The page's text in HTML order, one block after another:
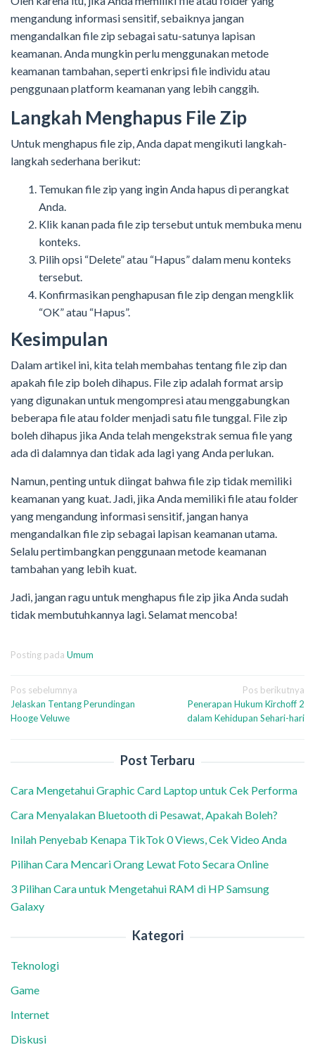
mengandung informasi sensitif, sebaiknya jangan
mengandalkan file zip sebagai satu-satunya lapisan
keamanan. Anda mungkin perlu menggunakan metode
keamanan tambahan, seperti enkripsi file individu atau
penggunaan platform keamanan yang lebih canggih.
Langkah Menghapus File Zip
Untuk menghapus file zip, Anda dapat mengikuti langkah-
langkah sederhana berikut:
Temukan file zip yang ingin Anda hapus di perangkat
Anda.
Klik kanan pada file zip tersebut untuk membuka menu
konteks.
Pilih opsi “Delete” atau “Hapus” dalam menu konteks
tersebut.
Konfirmasikan penghapusan file zip dengan mengklik
“OK” atau “Hapus”.
Kesimpulan
Dalam artikel ini, kita telah membahas tentang file zip dan
apakah file zip boleh dihapus. File zip adalah format arsip
yang digunakan untuk mengompresi atau menggabungkan
beberapa file atau folder menjadi satu file tunggal. File zip
boleh dihapus jika Anda telah mengekstrak semua file yang
ada di dalamnya dan tidak ada lagi yang Anda perlukan.
Namun, penting untuk diingat bahwa file zip tidak memiliki
keamanan yang kuat. Jadi, jika Anda memiliki file atau folder
yang mengandung informasi sensitif, jangan hanya
mengandalkan file zip sebagai lapisan keamanan utama.
Selalu pertimbangkan penggunaan metode keamanan
tambahan yang lebih kuat.
Jadi, jangan ragu untuk menghapus file zip jika Anda sudah
tidak membutuhkannya lagi. Selamat mencoba!
Posting pada Umum
Navigasi
pos
Pos sebelumnya
Jelaskan Tentang Perundingan
Hooge Veluwe
Pos berikutnya
Penerapan Hukum Kirchoff 2
dalam Kehidupan Sehari-hari
Post Terbaru
Cara Mengetahui Graphic Card Laptop untuk Cek Performa
Cara Menyalakan Bluetooth di Pesawat, Apakah Boleh?
Inilah Penyebab Kenapa TikTok 0 Views, Cek Video Anda
Pilihan Cara Mencari Orang Lewat Foto Secara Online
3 Pilihan Cara untuk Mengetahui RAM di HP Samsung
Galaxy
Kategori
Teknologi
Game
Internet
Diskusi